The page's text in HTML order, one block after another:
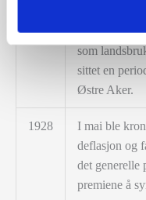
under
statsråd Chr.
som
sittet en
Østre Aker.
1928
I mai ble
deflasjon og
det generelle
premiene å